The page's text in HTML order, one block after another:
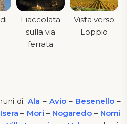
Fiaccolata
sulla via
ferrata
Vista verso
Loppio
di: Ala – Avio– Besenello–
Isera – Mori – Nogaredo – Nomi